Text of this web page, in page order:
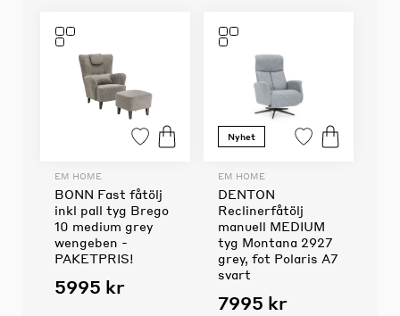
EM HOME
BONN Fast fåtölj
inkl pall tyg Brego
10 medium grey
wengeben -
PAKETPRIS!
5995 kr
Nyhet
EM HOME
DENTON
Reclinerfåtölj
manuell MEDIUM
tyg Montana 2927
grey, fot Polaris A7
svart
7995 kr